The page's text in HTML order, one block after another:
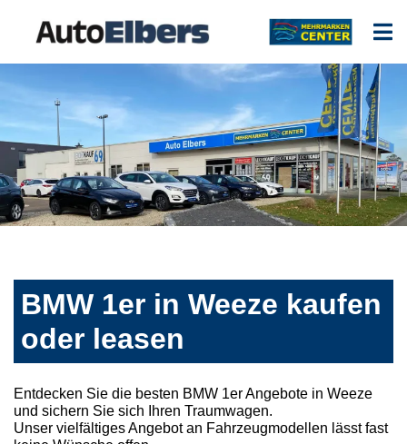
BMW 1er in Weeze kaufen
oder leasen
Entdecken Sie die besten BMW 1er Angebote in Weeze
und sichern Sie sich Ihren Traumwagen.
Unser vielfältiges Angebot an Fahrzeugmodellen lässt fast